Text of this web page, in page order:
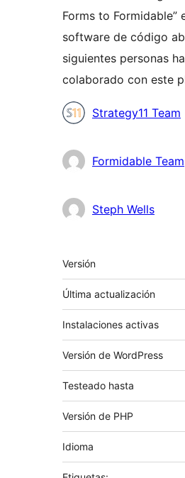
Forms to Formidable”
software de código
siguientes personas
colaborado con este
Colaboradores
Strategy11 Team
Formidable Team
Steph Wells
Meta
Versión
Última actualización
Instalaciones activas
Versión de WordPress
Testeado hasta
Versión de PHP
Idioma